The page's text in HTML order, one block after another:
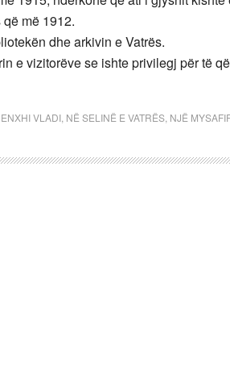
më 1912.
dhe arkivin e Vatrës.
e vizitorëve se ishte privilegj për të
ENXHI VLADI NË SELINË E VATRËS NJË